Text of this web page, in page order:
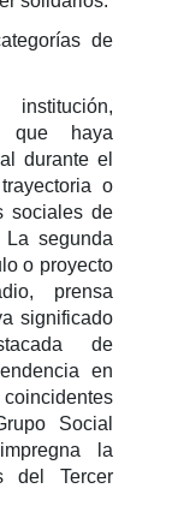
de
que haya
durante el
o
sociales de
La segunda
o proyecto
prensa
significado
de
en
Social
la
del Tercer